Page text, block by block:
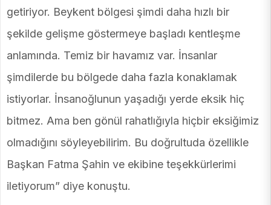
getiriyor. Beykent bölgesi şimdi daha hızlı bir
şekilde gelişme göstermeye başladı kentleşme
anlamında. Temiz bir havamız var. İnsanlar
şimdilerde bu bölgede daha fazla konaklamak
istiyorlar. İnsanoğlunun yaşadığı yerde eksik hiç
bitmez. Ama ben gönül rahatlığıyla hiçbir eksiğimiz
olmadığını söyleyebilirim. Bu doğrultuda özellikle
Başkan Fatma Şahin ve ekibine teşekkürlerimi
iletiyorum” diye konuştu.